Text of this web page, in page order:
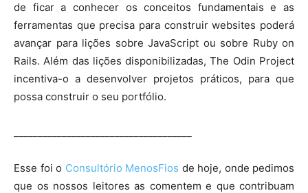
de ficar a conhecer os conceitos fundamentais e as
ferramentas que precisa para construir websites poderá
avançar para lições sobre JavaScript ou sobre Ruby on
Rails. Além das lições disponibilizadas, The Odin Project
incentiva-o a desenvolver projetos práticos, para que
possa construir o seu portfólio.
Esse foi o Consultório MenosFios de hoje, onde pedimos
que os nossos leitores as comentem e que contribuam